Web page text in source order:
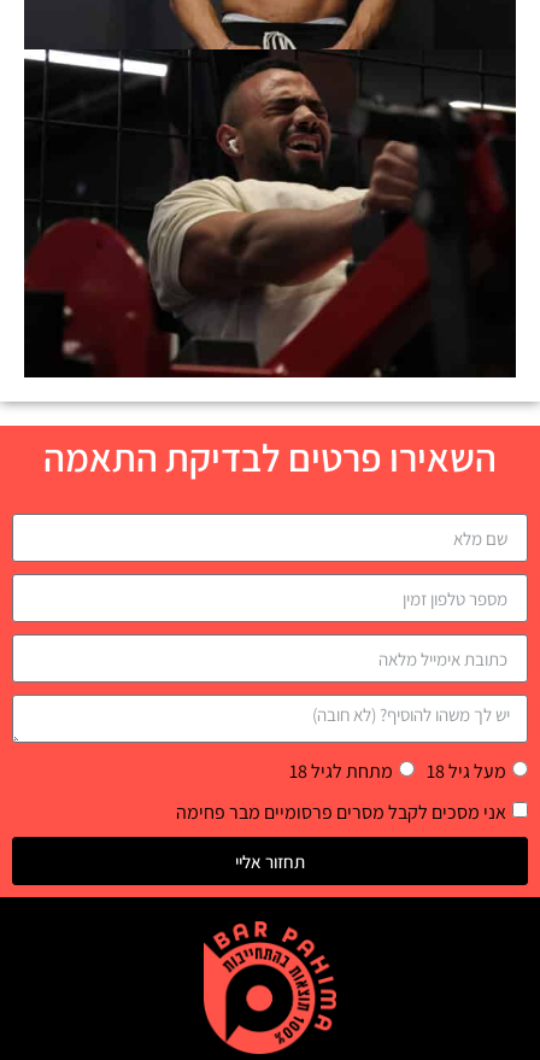
השאירו פרטים לבדיקת התאמה
מעל גיל 18
מתחת לגיל 18
אני מסכים לקבל מסרים פרסומיים מבר פחימה
תחזור אליי